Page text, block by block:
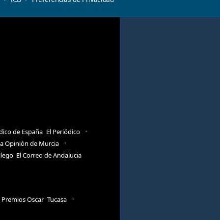
de España El Periódico
Opinión de Murcia
El Correo de Andalucia
Premios Oscar Tucasa